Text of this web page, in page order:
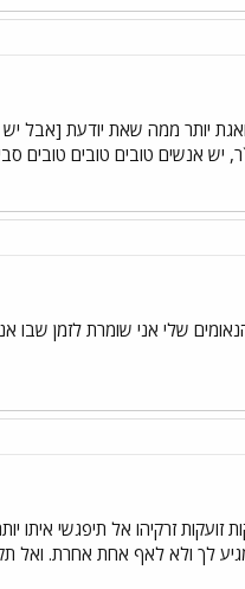
יותר ממה שאת יודעת [אבל
יש אנשים טובים טובים טובים
שלי אני שומרת לזמן
זרקיהו אל תיפגשי איתו
לך ולא לאף אחת אחרת. ואל